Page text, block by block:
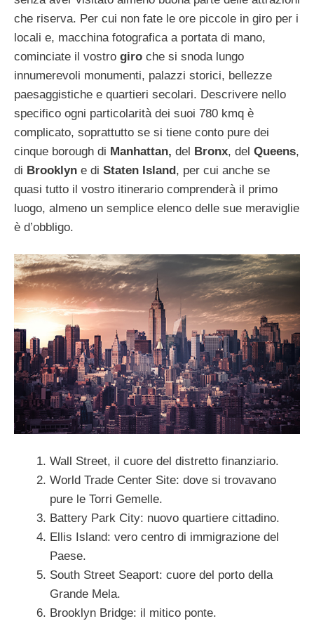
che riserva. Per cui non fate le ore piccole in giro per i
locali e, macchina fotografica a portata di mano,
cominciate il vostro giro che si snoda lungo
innumerevoli monumenti, palazzi storici, bellezze
paesaggistiche e quartieri secolari. Descrivere nello
specifico ogni particolarità dei suoi 780 kmq è
complicato, soprattutto se si tiene conto pure dei
cinque borough di Manhattan, del Bronx, del Queens,
di Brooklyn e di Staten Island, per cui anche se
quasi tutto il vostro itinerario comprenderà il primo
luogo, almeno un semplice elenco delle sue meraviglie
è d’obbligo.
Wall Street, il cuore del distretto finanziario.
World Trade Center Site: dove si trovavano
pure le Torri Gemelle.
Battery Park City: nuovo quartiere cittadino.
Ellis Island: vero centro di immigrazione del
Paese.
South Street Seaport: cuore del porto della
Grande Mela.
Brooklyn Bridge: il mitico ponte.